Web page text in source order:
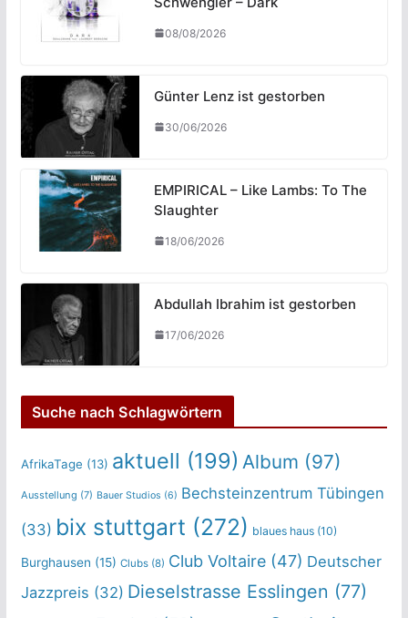
08/08/2026
Günter Lenz ist gestorben
30/06/2026
EMPIRICAL – Like Lambs: To The
Slaughter
18/06/2026
Abdullah Ibrahim ist gestorben
17/06/2026
Suche nach Schlagwörtern
AfrikaTage (13) aktuell (199) Album (97)
Ausstellung (7) Bauer Studios (6) Bechsteinzentrum Tübingen
(33) bix stuttgart (272) blaues haus(10)
Burghausen (15) Clubs(8) Club Voltaire(47) Deutscher
Jazzpreis (32) Dieselstrasse Esslingen (77)